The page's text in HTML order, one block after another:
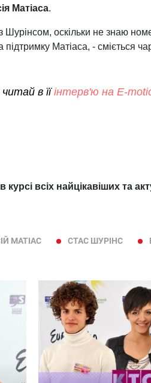
Матіаса.
оскільки не знаю
Матіаса, - сміється
в їїінтерв'ю на E-
курсі всіх найцікавіших та
МАТІАС СТАС ШУРІНС